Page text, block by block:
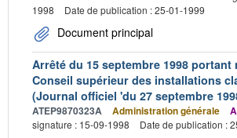
1998
Date de publication : 25-01-1999
Document principal
Arrêté du 15 septembre 1998 portant
Conseil supérieur des installations
(Journal officiel 'du 27 septembre
ATEP9870323A Administration générale
signature : 15-09-1998
Date de publication :